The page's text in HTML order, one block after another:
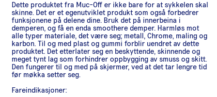
Dette produktet fra Muc-Off er ikke bare for at sykkelen skal
skinne. Det er et egenutviklet produkt som også forbedrer
funksjonene på delene dine. Bruk det på innerbeina i
demperen, og få en enda smoothere demper. Harmløs mot
alle typer materiale, det være seg; metall, Chrome, maling og
karbon. Til og med plast og gummi forblir uendret av dette
produktet. Det etterlater seg en beskyttende, skinnende og
meget tynt lag som forhindrer oppbygging av smuss og skitt.
Den fungerer til og med på skjermer, ved at det tar lengre tid
før møkka setter seg.
Fareindikasjoner: